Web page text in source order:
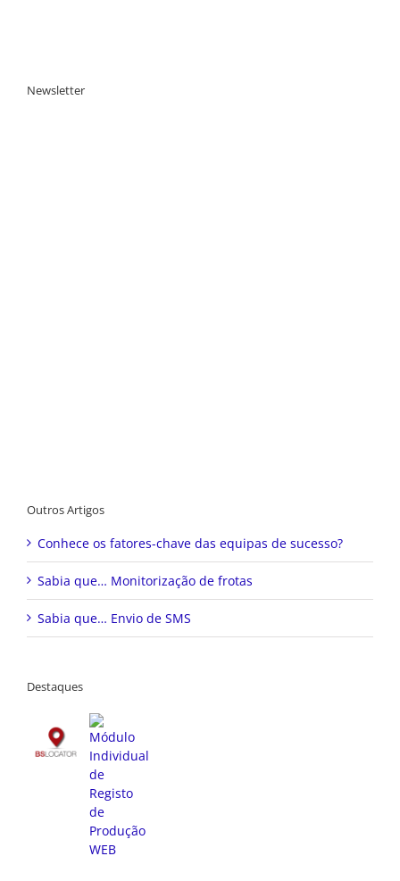
Newsletter
Outros Artigos
Conhece os fatores-chave das equipas de sucesso?
Sabia que… Monitorização de frotas
Sabia que… Envio de SMS
Destaques